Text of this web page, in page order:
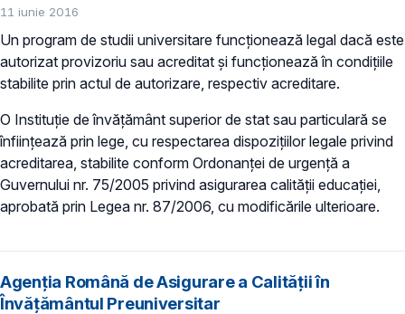
11 iunie 2016
Un program de studii universitare funcţionează legal dacă este
autorizat provizoriu sau acreditat şi funcţionează în condiţiile
stabilite prin actul de autorizare, respectiv acreditare.
O Instituţie de învăţământ superior de stat sau particulară se
înfiinţează prin lege, cu respectarea dispoziţiilor legale privind
acreditarea, stabilite conform Ordonanţei de urgenţă a
Guvernului nr. 75/2005 privind asigurarea calităţii educaţiei,
aprobată prin Legea nr. 87/2006, cu modificările ulterioare.
Agenția Română de Asigurare a Calității în
Învățământul Preuniversitar